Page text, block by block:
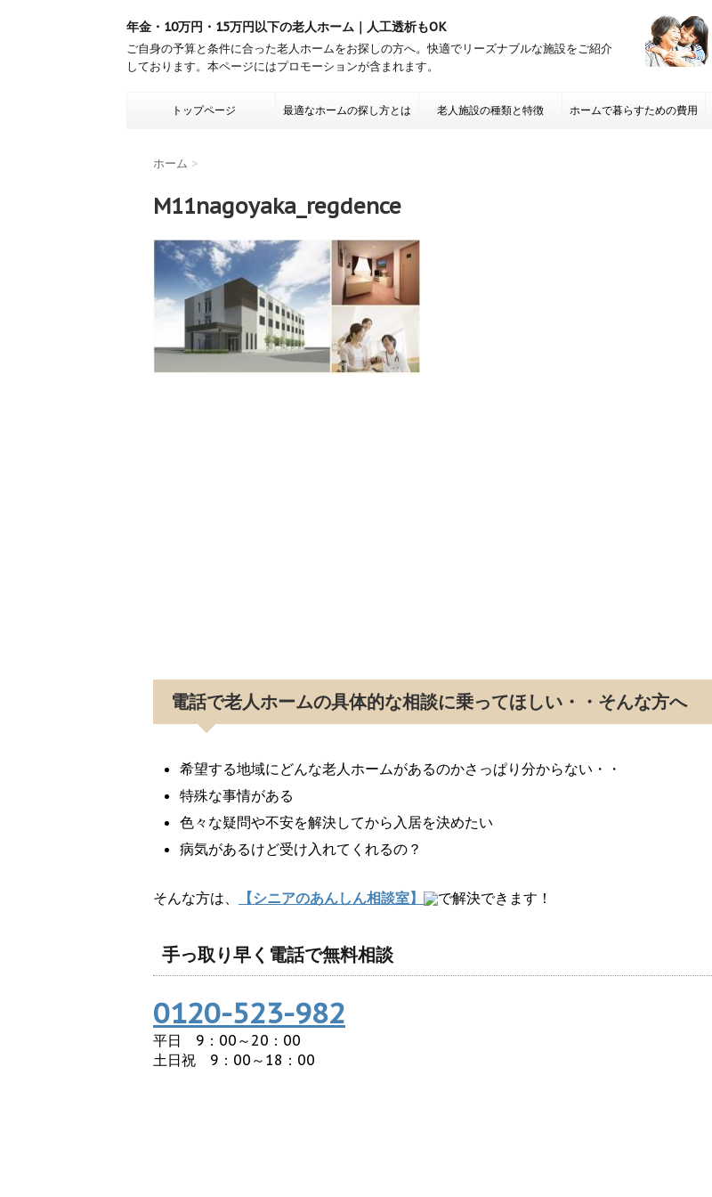
年金・10万円・15万円以下の老人ホーム｜人工透析もOK
ご自身の予算と条件に合った老人ホームをお探しの方へ。快適でリーズナブルな施設をご紹介
しております。本ページにはプロモーションが含まれます。
トップページ 最適なホームの探し方とは 老人施設の種類と特徴 ホームで暮らすための費用
ホーム >
M11nagoyaka_regdence
電話で老人ホームの具体的な相談に乗ってほしい・・そんな方へ
希望する地域にどんな老人ホームがあるのかさっぱり分からない・・
特殊な事情がある
色々な疑問や不安を解決してから入居を決めたい
病気があるけど受け入れてくれるの？
そんな方は、 【シニアのあんしん相談室】 で解決できます！
手っ取り早く電話で無料相談
0120-523-982
平日 9：00～20：00
土日祝 9：00～18：00